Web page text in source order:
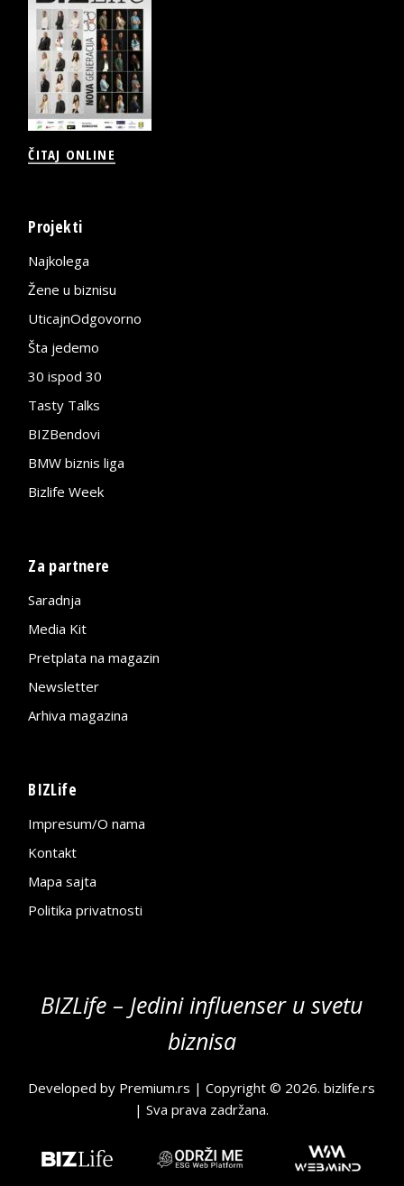
ČITAJ ONLINE
Projekti
Najkolega
Žene u biznisu
UticajnOdgovorno
Šta jedemo
30 ispod 30
Tasty Talks
BIZBendovi
BMW biznis liga
Bizlife Week
Za partnere
Saradnja
Media Kit
Pretplata na magazin
Newsletter
Arhiva magazina
BIZLife
Impresum/O nama
Kontakt
Mapa sajta
Politika privatnosti
BIZLife – Jedini influenser u svetu
biznisa
Developed by Premium.rs | Copyright © 2026.bizlife.rs
| Sva prava zadržana.